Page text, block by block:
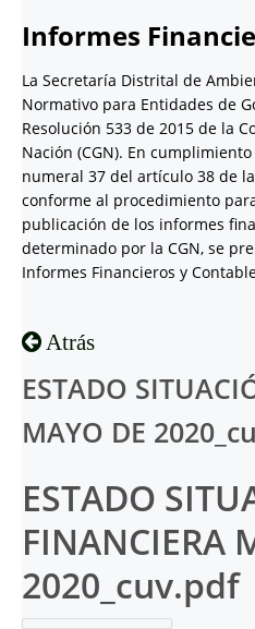
Informes
La Secretaría Distrital de
Normativo para Entidades de
Resolución 533 de 2015 de la
Nación (CGN). En
numeral 37 del artículo 38 de
conforme al procedimiento
publicación de los informes
determinado por la CGN, se
Informes Financieros y
Atrás
ESTADO
MAYO DE
ESTADO
FINANCIERA
2020_cuv.pdf